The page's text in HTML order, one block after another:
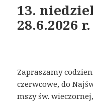
13.
28.6.2026 r.
Zapraszamy
czerwcowe, do
mszy św.